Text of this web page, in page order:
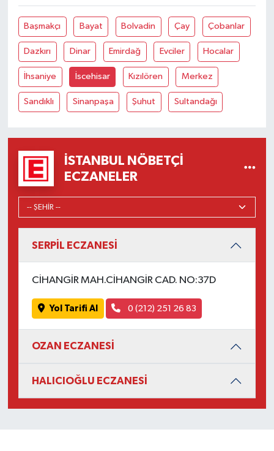
Başmakçı Bayat Bolvadin Çay Çobanlar
Dazkırı Dinar Emirdağ Evciler Hocalar
İhsaniye İscehisar Kızılören Merkez
Sandıklı Sinanpaşa Şuhut Sultandağı
İSTANBUL NÖBETÇI
ECZANELER
SERPİL ECZANESİ
CİHANGİR MAH.CİHANGİR CAD. NO:37D
Yol Tarifi Al 0 (212) 251 26 83
OZAN ECZANESİ
HALICIOĞLU ECZANESİ